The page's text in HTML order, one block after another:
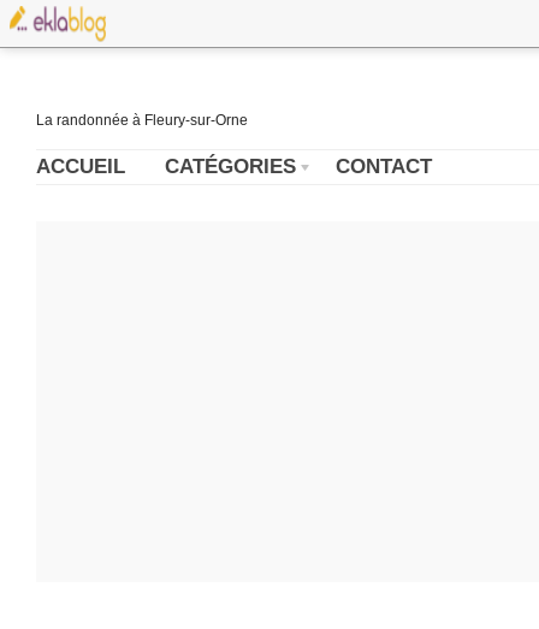
La randonnée à Fleury-sur-Orne
ACCUEIL CATÉGORIES CONTACT